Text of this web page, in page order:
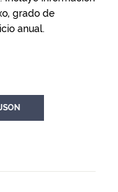
grado de
anual.